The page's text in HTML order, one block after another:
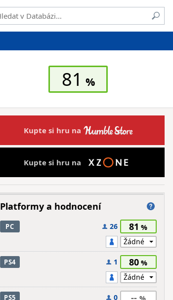
81
Kupte si hru na
Kupte si hru na
Platformy a hodnocení
PC 26 81
PS4 1 80
PS5 0 --